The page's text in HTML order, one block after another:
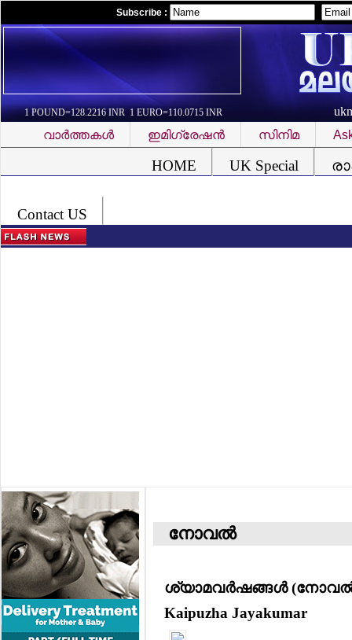
Subscribe :
1 POUND=128.2216 INR 1 EURO=110.0715 INR
വാര്‍ത്തകള്‍
ഇമിഗ്രേഷന്‍ സിനിമ
HOME UK Special
Contact US
നോവല്‍
ശ്യാമവര്‍ഷങ്ങള്‍ (നോവല്‍
Kaipuzha Jayakumar